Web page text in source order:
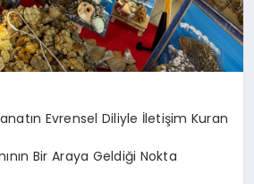
Evrensel Diliyle İletişim Kuran
Bir Araya Geldiği Nokta